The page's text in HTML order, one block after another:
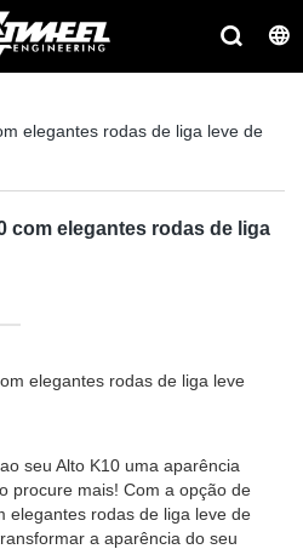
elegantes rodas de liga leve de
com elegantes rodas de liga
elegantes rodas de liga leve
seu Alto K10 uma aparência
procure mais! Com a opção de
elegantes rodas de liga leve de
a aparência do seu